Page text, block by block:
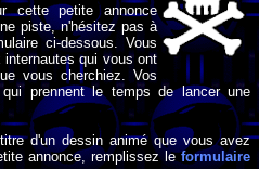
cette petite annonce
piste, n'hésitez pas à
ci-dessous. Vous
internautes qui vous ont
vous cherchiez. Vos
prennent le temps de lancer une
d'un dessin animé que vous avez
annonce, remplissez leformulaire